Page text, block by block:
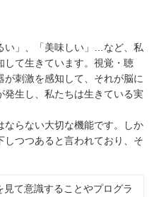
い」、「美味しい」…など、私
して生きています。視覚・聴
刺激を感知して、それが脳に
発生し、私たちは生きている実
ならない大切な機能です。しか
しつつあると言われており、そ
見て意識することやプログラ